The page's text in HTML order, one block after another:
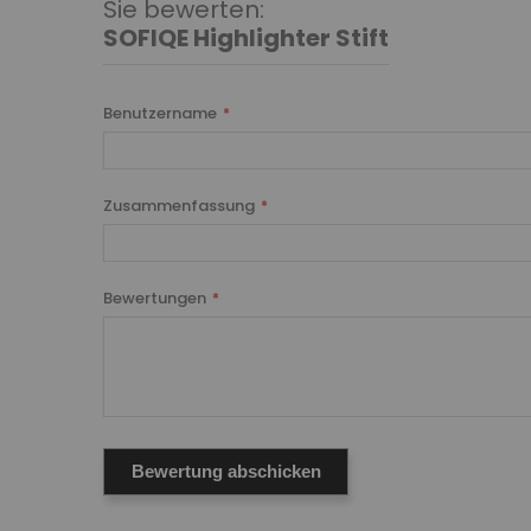
Sie bewerten:
SOFIQE Highlighter Stift
Benutzername
Zusammenfassung
Bewertungen
Bewertung abschicken